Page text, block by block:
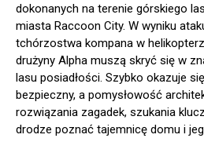
dokonanych na terenie górskiego
miasta Raccoon City. W wyniku
tchórzostwa kompana w
drużyny Alpha muszą skryć się w
lasu posiadłości. Szybko okazuje
bezpieczny, a pomysłowość
rozwiązania zagadek, szukania
drodze poznać tajemnicę domu i